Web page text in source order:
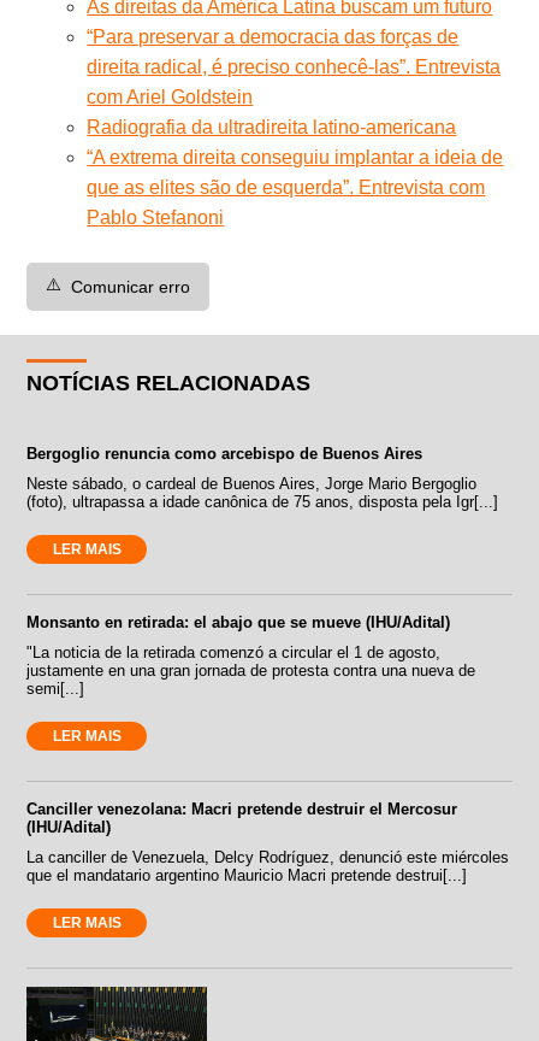
As direitas da América Latina buscam um futuro
“Para preservar a democracia das forças de
direita radical, é preciso conhecê-las”. Entrevista
com Ariel Goldstein
Radiografia da ultradireita latino-americana
“A extrema direita conseguiu implantar a ideia de
que as elites são de esquerda”. Entrevista com
Pablo Stefanoni
⚠️ Comunicar erro
NOTÍCIAS RELACIONADAS
Bergoglio renuncia como arcebispo de Buenos Aires
Neste sábado, o cardeal de Buenos Aires, Jorge Mario Bergoglio
(foto), ultrapassa a idade canônica de 75 anos, disposta pela Igr[...]
LER MAIS
Monsanto en retirada: el abajo que se mueve (IHU/Adital)
"La noticia de la retirada comenzó a circular el 1 de agosto,
justamente en una gran jornada de protesta contra una nueva de
semi[...]
LER MAIS
Canciller venezolana: Macri pretende destruir el Mercosur
(IHU/Adital)
La canciller de Venezuela, Delcy Rodríguez, denunció este miércoles
que el mandatario argentino Mauricio Macri pretende destrui[...]
LER MAIS